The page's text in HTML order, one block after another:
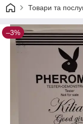
Товари та
–3%